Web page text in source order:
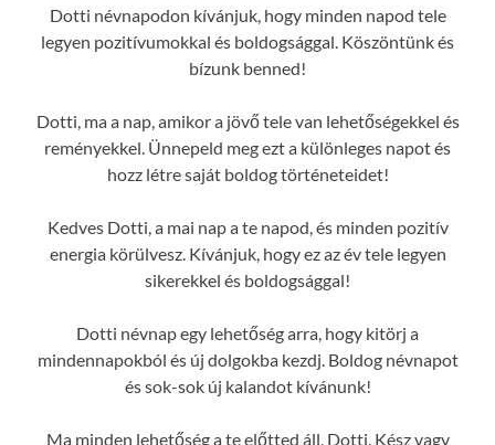
Dotti névnapodon kívánjuk, hogy minden napod tele
legyen pozitívumokkal és boldogsággal. Köszöntünk és
bízunk benned!
Dotti, ma a nap, amikor a jövő tele van lehetőségekkel és
reményekkel. Ünnepeld meg ezt a különleges napot és
hozz létre saját boldog történeteidet!
Kedves Dotti, a mai nap a te napod, és minden pozitív
energia körülvesz. Kívánjuk, hogy ez az év tele legyen
sikerekkel és boldogsággal!
Dotti névnap egy lehetőség arra, hogy kitörj a
mindennapokból és új dolgokba kezdj. Boldog névnapot
és sok-sok új kalandot kívánunk!
Ma minden lehetőség a te előtted áll, Dotti. Kész vagy